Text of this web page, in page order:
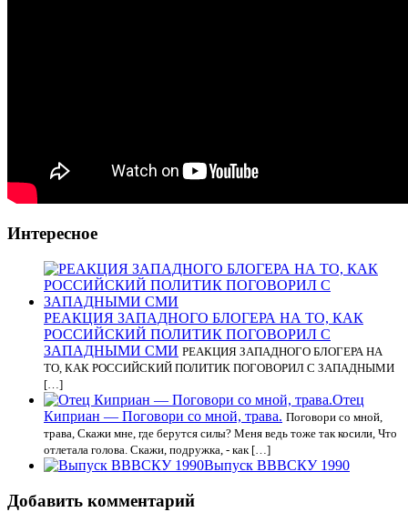
Интересное
РЕАКЦИЯ ЗАПАДНОГО БЛОГЕРА НА ТО, КАК
РОССИЙСКИЙ ПОЛИТИК ПОГОВОРИЛ С
ЗАПАДНЫМИ СМИ РЕАКЦИЯ ЗАПАДНОГО БЛОГЕРА НА
ТО, КАК РОССИЙСКИЙ ПОЛИТИК ПОГОВОРИЛ С ЗАПАДНЫМИ
[…]
Отец
Киприан — Поговори со мной, трава. Поговори со мной,
трава, Скажи мне, где берутся силы? Меня ведь тоже так косили, Что
отлетала голова. Скажи, подружка, - как […]
Выпуск ВВВСКУ 1990
Добавить комментарий